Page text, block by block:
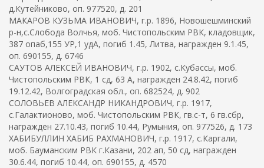
д.Кутейниково, оп. 977520, д. 201
МАКАРОВ КУЗЬМА ИВАНОВИЧ, г.р. 1896, Новошешминский
р-н,с.Слобода Волчья, моб. Чистопольским РВК, кладовщик,
387 опаб,155 УР,1 удА, погиб 1.45, Литва, награжден 9.1.45,
оп. 690155, д. 6746
САУТОВ АЛЕКСЕЙ ИВАНОВИЧ, г.р. 1902, с.Кубассы, моб.
Чистопольским РВК, 1 сд, 63 А, награжден 24.8.42, погиб
19.12.42, Волгоградская обл., оп. 682524, д. 902
СОЛОВЬЕВ АЛЕКСАНДР НИКАНДРОВИЧ, г.р. 1917,
с.Галактионово, моб. Чистопольским РВК, гв.с-т, 6 гв.сбр,
награжден 27.10.43, погиб 10.44, Румыния, оп. 977526, д. 173
ХАБИБУЛЛИН ХАБИБ РАХМАНОВИЧ, г.р. 1917, с.Каргали,
моб. Бауманским РВК г.Казани, 202 ап, 50 сд, награжден
30.6.44, погиб 10.44, оп. 690155, д. 4570